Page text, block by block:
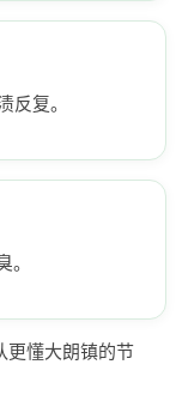
反复。
。
更懂大朗镇的节